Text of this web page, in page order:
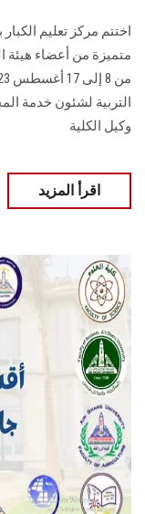
اختتم مركز تعليم
متميزة من أعضاء هيئة
التربية لشئون خدمة
وكيل الكلية
اقرأ المزيد